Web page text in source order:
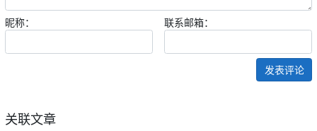
昵称： 联系邮箱：
发表评论
关联文章